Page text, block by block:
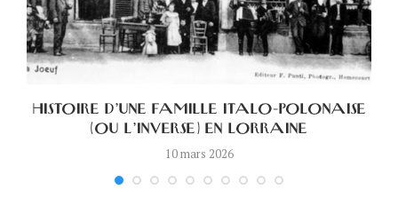
HISTOIRE D’UNE FAMILLE ITALO-POLONAISE
(OU L’INVERSE) EN LORRAINE
10 mars 2026